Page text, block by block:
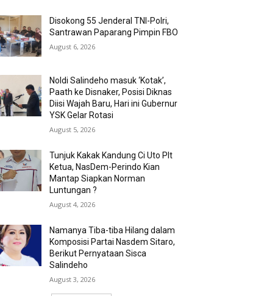
Disokong 55 Jenderal TNI-Polri,
Santrawan Paparang Pimpin FBO
August 6, 2026
Noldi Salindeho masuk ‘Kotak’,
Paath ke Disnaker, Posisi Diknas
Diisi Wajah Baru, Hari ini Gubernur
YSK Gelar Rotasi
August 5, 2026
Tunjuk Kakak Kandung Ci Uto Plt
Ketua, NasDem-Perindo Kian
Mantap Siapkan Norman
Luntungan ?
August 4, 2026
Namanya Tiba-tiba Hilang dalam
Komposisi Partai Nasdem Sitaro,
Berikut Pernyataan Sisca
Salindeho
August 3, 2026